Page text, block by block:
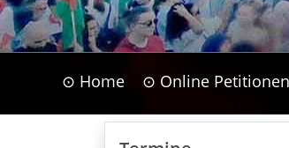
⊙ Home ⊙ Online Petitionen